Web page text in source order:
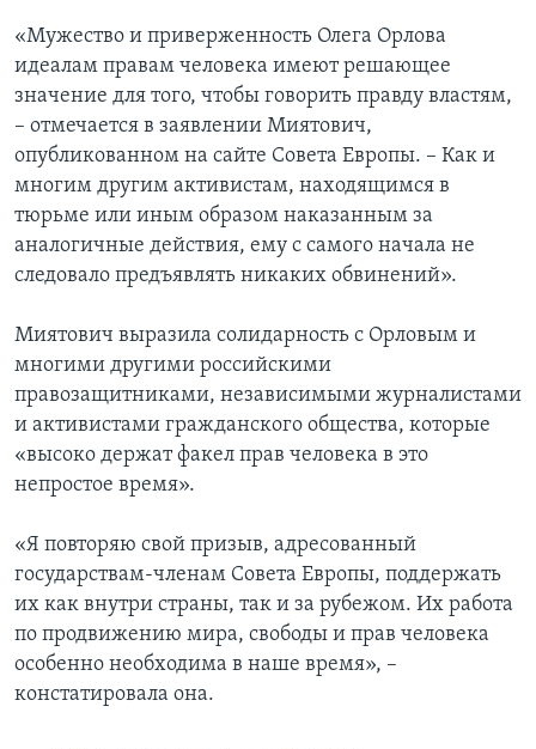
«Мужество и приверженность Олега Орлова
идеалам правам человека имеют решающее
значение для того, чтобы говорить правду властям,
– отмечается в заявлении Миятович,
опубликованном на сайте Совета Европы. – Как и
многим другим активистам, находящимся в
тюрьме или иным образом наказанным за
аналогичные действия, ему с самого начала не
следовало предъявлять никаких обвинений».
Миятович выразила солидарность с Орловым и
многими другими российскими
правозащитниками, независимыми журналистами
и активистами гражданского общества, которые
«высоко держат факел прав человека в это
непростое время».
«Я повторяю свой призыв, адресованный
государствам-членам Совета Европы, поддержать
их как внутри страны, так и за рубежом. Их работа
по продвижению мира, свободы и прав человека
особенно необходима в наше время», –
констатировала она.